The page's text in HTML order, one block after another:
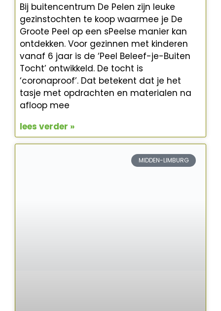
Bij buitencentrum De Pelen zijn leuke
gezinstochten te koop waarmee je De
Groote Peel op een sPeelse manier kan
ontdekken. Voor gezinnen met kinderen
vanaf 6 jaar is de ‘Peel Beleef-je-Buiten
Tocht’ ontwikkeld. De tocht is
‘coronaproof’. Dat betekent dat je het
tasje met opdrachten en materialen na
afloop mee
lees verder »
MIDDEN-LIMBURG